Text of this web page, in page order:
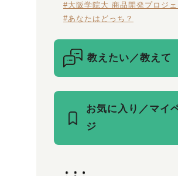
#大阪学院大 商品開発プロジェ
#あなたはどっち？
教えたい／教えて
お気に入り／マイ
ジ